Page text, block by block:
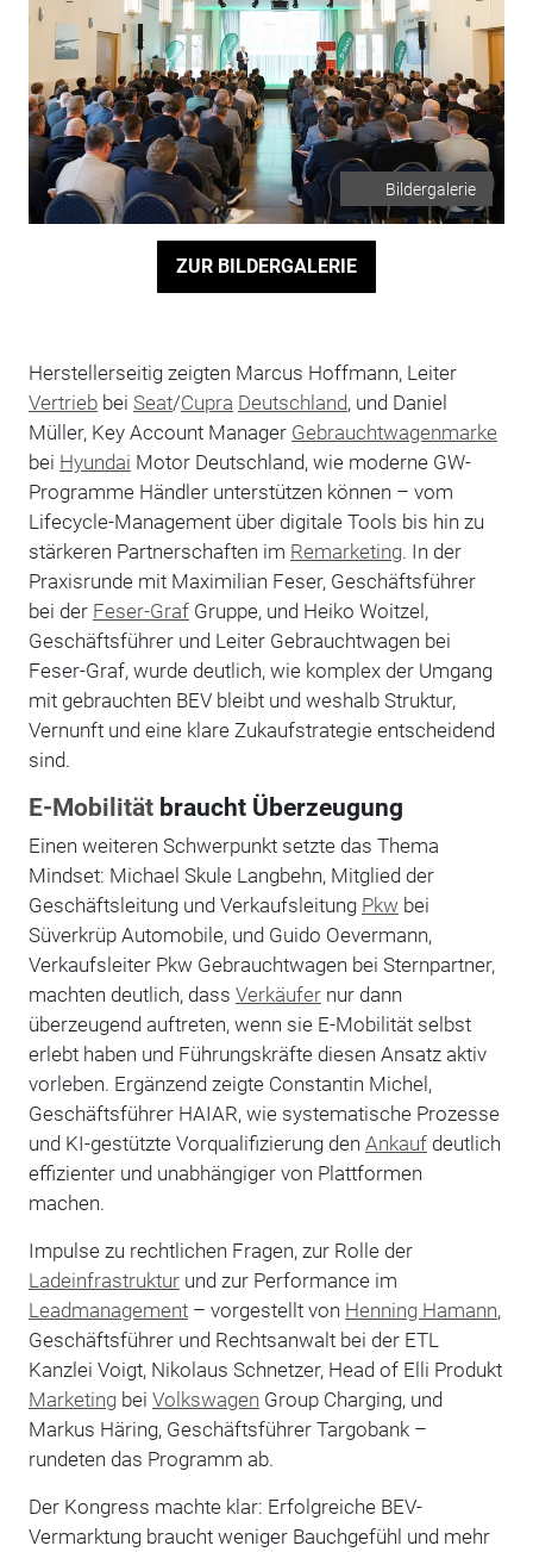
Bildergalerie
ZUR BILDERGALERIE
Herstellerseitig zeigten Marcus Hoffmann, Leiter
Vertriebbei Seat/Cupra Deutschland, und Daniel
Müller, Key Account Manager Gebrauchtwagenmarke
bei Hyundai Motor Deutschland, wie moderne GW-
Programme Händler unterstützen können – vom
Lifecycle-Management über digitale Tools bis hin zu
stärkeren Partnerschaften im Remarketing. In der
Praxisrunde mit Maximilian Feser, Geschäftsführer
bei der Feser-GrafGruppe, und Heiko Woitzel,
Geschäftsführer und Leiter Gebrauchtwagen bei
Feser-Graf, wurde deutlich, wie komplex der Umgang
mit gebrauchten BEV bleibt und weshalb Struktur,
Vernunft und eine klare Zukaufstrategie entscheidend
sind.
E-Mobilitätbraucht Überzeugung
Einen weiteren Schwerpunkt setzte das Thema
Mindset: Michael Skule Langbehn, Mitglied der
Geschäftsleitung und Verkaufsleitung Pkw bei
Süverkrüp Automobile, und Guido Oevermann,
Verkaufsleiter Pkw Gebrauchtwagen bei Sternpartner,
machten deutlich, dass Verkäufernur dann
überzeugend auftreten, wenn sie E-Mobilität selbst
erlebt haben und Führungskräfte diesen Ansatz aktiv
vorleben. Ergänzend zeigte Constantin Michel,
Geschäftsführer HAIAR, wie systematische Prozesse
und KI-gestützte Vorqualifizierung den Ankaufdeutlich
effizienter und unabhängiger von Plattformen
machen.
Impulse zu rechtlichen Fragen, zur Rolle der
Ladeinfrastrukturund zur Performance im
Leadmanagement– vorgestellt von Henning Hamann,
Geschäftsführer und Rechtsanwalt bei der ETL
Kanzlei Voigt, Nikolaus Schnetzer, Head of Elli Produkt
Marketingbei Volkswagen Group Charging, und
Markus Häring, Geschäftsführer Targobank –
rundeten das Programm ab.
Der Kongress machte klar: Erfolgreiche BEV-
Vermarktung braucht weniger Bauchgefühl und mehr